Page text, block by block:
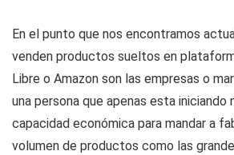
En el punto que nos encontramos
venden productos sueltos en
Libre o Amazon son las empresas o
una persona que apenas esta iniciando
capacidad económica para mandar a
volumen de productos como las